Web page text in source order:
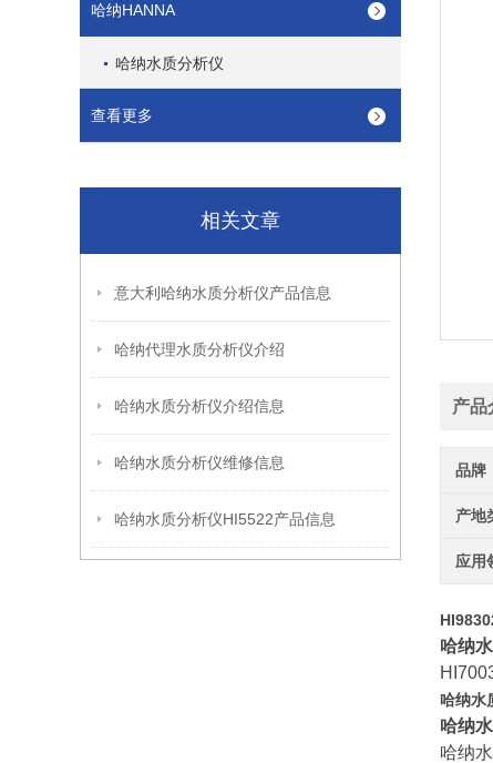
哈纳HANNA
哈纳水质分析仪
查看更多
相关文章
意大利哈纳水质分析仪产品信息
哈纳代理水质分析仪介绍
哈纳水质分析仪介绍信息
哈纳水质分析仪维修信息
哈纳水质分析仪HI5522产品信息
产品
品牌
产地
应用
哈纳
哈纳水
哈纳
哈纳